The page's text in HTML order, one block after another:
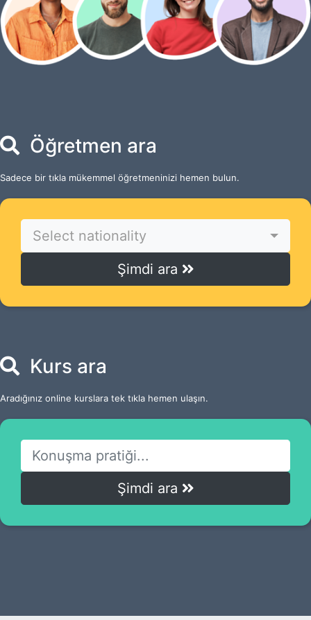
Öğretmen ara
Sadece bir tıkla mükemmel öğretmeninizi hemen bulun.
Select nationality
Şimdi ara
Kurs ara
Aradığınız online kurslara tek tıkla hemen ulaşın.
Şimdi ara